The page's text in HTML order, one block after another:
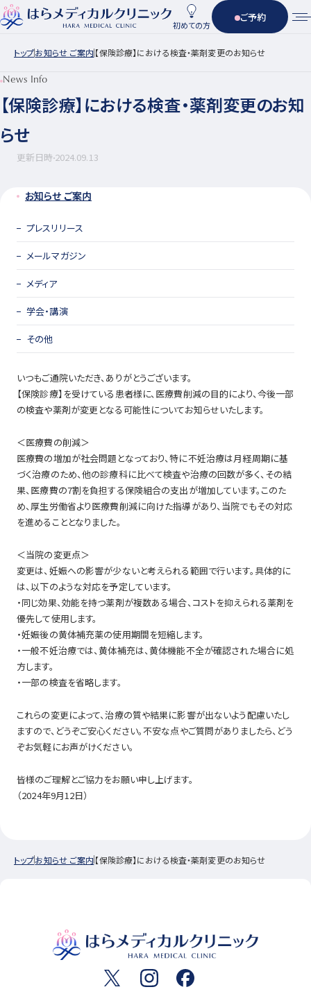
初めての方
ご予約
トップお知らせ ご案内【保険診療】における検査・薬剤変更のお知らせ
News Info
【保険診療】における検査・薬剤変更のお知
らせ
更新日時2024.09.13
お知らせ ご案内
プレスリリース
メールマガジン
メディア
学会・講演
その他
いつもご通院いただき、ありがとうございます。
【保険診療】を受けている患者様に、医療費削減の目的により、今後一部
の検査や薬剤が変更となる可能性についてお知らせいたします。
＜医療費の削減＞
医療費の増加が社会問題となっており、特に不妊治療は月経周期に基
づく治療のため、他の診療科に比べて検査や治療の回数が多く、その結
果、医療費の7割を負担する保険組合の支出が増加しています。このた
め、厚生労働省より医療費削減に向けた指導があり、当院でもその対応
を進めることとなりました。
＜当院の変更点＞
変更は、妊娠への影響が少ないと考えられる範囲で行います。具体的に
は、以下のような対応を予定しています。
・同じ効果、効能を持つ薬剤が複数ある場合、コストを抑えられる薬剤を
優先して使用します。
・妊娠後の黄体補充薬の使用期間を短縮します。
・一般不妊治療では、黄体補充は、黄体機能不全が確認された場合に処
方します。
・一部の検査を省略します。
これらの変更によって、治療の質や結果に影響が出ないよう配慮いたし
ますので、どうぞご安心ください。不安な点やご質問がありましたら、どう
ぞお気軽にお声がけください。
皆様のご理解とご協力をお願い申し上げます。
（2024年9月12日）
トップお知らせ ご案内【保険診療】における検査・薬剤変更のお知らせ